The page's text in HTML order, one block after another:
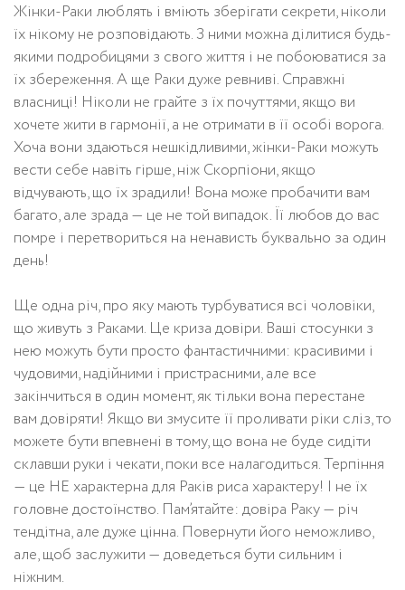
Жінки-Раки люблять і вміють зберігати секрети, ніколи
їх нікому не розповідають. З ними можна ділитися будь-
якими подробицями з свого життя і не побоюватися за
їх збереження. А ще Раки дуже ревниві. Справжні
власниці! Ніколи не грайте з їх почуттями, якщо ви
хочете жити в гармонії, а не отримати в її особі ворога.
Хоча вони здаються нешкідливими, жінки-Раки можуть
вести себе навіть гірше, ніж Скорпіони, якщо
відчувають, що їх зрадили! Вона може пробачити вам
багато, але зрада — це не той випадок. Її любов до вас
помре і перетвориться на ненависть буквально за один
день!
Ще одна річ, про яку мають турбуватися всі чоловіки,
що живуть з Раками. Це криза довіри. Ваші стосунки з
нею можуть бути просто фантастичними: красивими і
чудовими, надійними і пристрасними, але все
закінчиться в один момент, як тільки вона перестане
вам довіряти! Якщо ви змусите її проливати ріки сліз, то
можете бути впевнені в тому, що вона не буде сидіти
склавши руки і чекати, поки все налагодиться. Терпіння
— це НЕ характерна для Раків риса характеру! І не їх
головне достоїнство. Пам’ятайте: довіра Раку — річ
тендітна, але дуже цінна. Повернути його неможливо,
але, щоб заслужити — доведеться бути сильним і
ніжним.